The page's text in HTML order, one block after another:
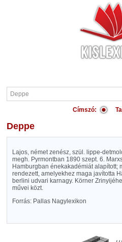
Címszó:
Deppe
Lajos, német zenész, szül. lippe-
megh. Pyrmontban 1890 szept. 6.
Hamburgban énekakadémiát alapított;
rendezett, amelyekhez maga javította
berlini udvari karnagy. Körner
művei közt.
Forrás: Pallas Nagylexikon